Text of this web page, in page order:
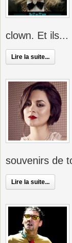
clown. Et ils...
Lire la suite...
souvenirs de
Lire la suite...